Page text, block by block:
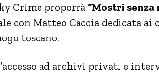
Crime proporrà “Mostri senza
con Matteo Caccia dedicata ai
toscano.
ad archivi privati e